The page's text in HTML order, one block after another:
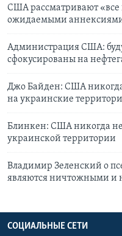
США рассматривают «все
ожидаемыми
Администрация США:
сфокусированы на
Джо Байден: США
на украинские
Блинкен: США никогда
украинской территории
Владимир Зеленский о
являются ничтожными и
СОЦИАЛЬНЫЕ СЕТИ